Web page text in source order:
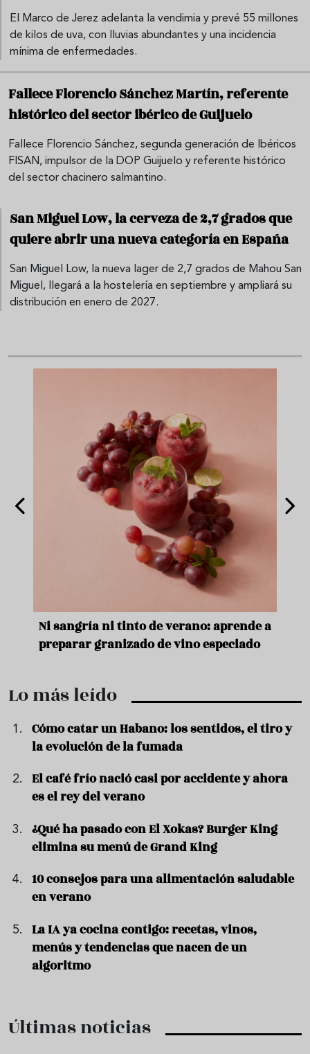
El Marco de Jerez adelanta la vendimia y prevé 55 millones
de kilos de uva, con lluvias abundantes y una incidencia
mínima de enfermedades.
Fallece Florencio Sánchez Martín, referente
histórico del sector ibérico de Guijuelo
Fallece Florencio Sánchez, segunda generación de Ibéricos
FISAN, impulsor de la DOP Guijuelo y referente histórico
del sector chacinero salmantino.
San Miguel Low, la cerveza de 2,7 grados que
quiere abrir una nueva categoría en España
San Miguel Low, la nueva lager de 2,7 grados de Mahou San
Miguel, llegará a la hostelería en septiembre y ampliará su
distribución en enero de 2027.
Ni sangría ni tinto de verano: aprende a
preparar granizado de vino especiado
Lo más leído
Cómo catar un Habano: los sentidos, el tiro y
la evolución de la fumada
El café frío nació casi por accidente y ahora
es el rey del verano
¿Qué ha pasado con El Xokas? Burger King
elimina su menú de Grand King
10 consejos para una alimentación saludable
en verano
La IA ya cocina contigo: recetas, vinos,
menús y tendencias que nacen de un
algoritmo
Últimas noticias